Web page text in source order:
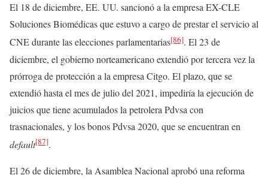
El 18 de diciembre, EE. UU. sancionó a la empresa EX-CLE
Soluciones Biomédicas que estuvo a cargo de prestar el servicio al
CNE durante las elecciones parlamentarias[86]. El 23 de
diciembre, el gobierno norteamericano extendió por tercera vez la
prórroga de protección a la empresa Citgo. El plazo, que se
extendió hasta el mes de julio del 2021, impediría la ejecución de
juicios que tiene acumulados la petrolera Pdvsa con
trasnacionales, y los bonos Pdvsa 2020, que se encuentran en
default[87].
El 26 de diciembre, la Asamblea Nacional aprobó una reforma